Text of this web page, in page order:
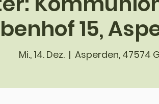
15,
Mi., 14. Dez.
  |
Asperden, 47574